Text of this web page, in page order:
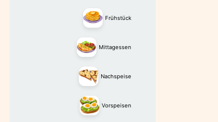
Frühstück
Mittagessen
Nachspeise
Vorspeisen